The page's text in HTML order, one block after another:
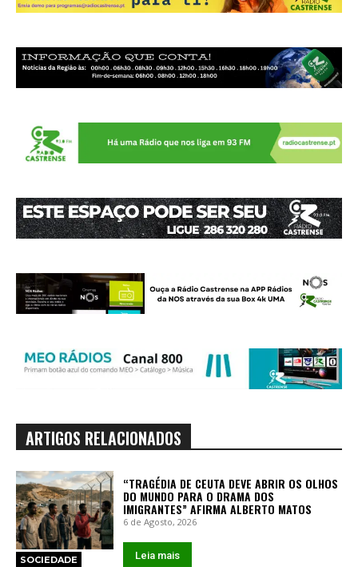
ARTIGOS RELACIONADOS
SOCIEDADE
“TRAGÉDIA DE CEUTA DEVE ABRIR OS OLHOS
DO MUNDO PARA O DRAMA DOS
IMIGRANTES” AFIRMA ALBERTO MATOS
6 de Agosto, 2026
Leia mais